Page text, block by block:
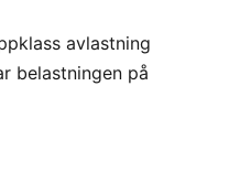
avlastning
belastningen på